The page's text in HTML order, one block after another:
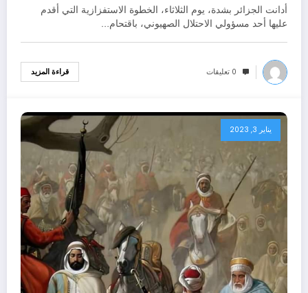
المسجد الأقصى
أدانت الجزائر بشدة، يوم الثلاثاء، الخطوة الاستفزازية التي أقدم
عليها أحد مسؤولي الاحتلال الصهيوني، باقتحام…
0 تعليقات قراءة المزيد
يناير 3, 2023